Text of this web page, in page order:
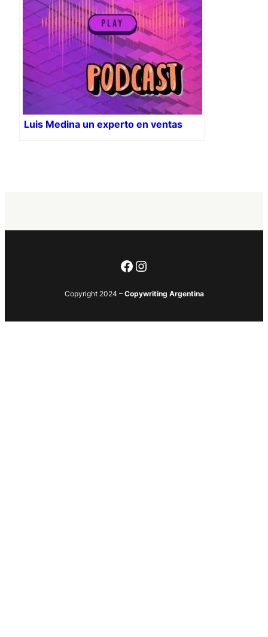
Luis Medina un experto en ventas
Facebook
Instagram
Copyright 2024 – Copywriting Argentina